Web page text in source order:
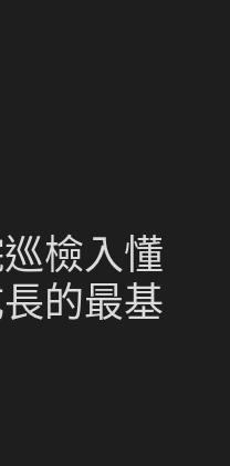
檢入懂
的最基